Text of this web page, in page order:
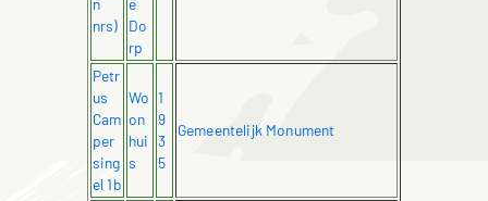
nrs)
Do
rp
Petr
us
Cam
per
sing
el 1b
Wo
on
hui
s
1
9
3
5
Gemeentelijk Monument